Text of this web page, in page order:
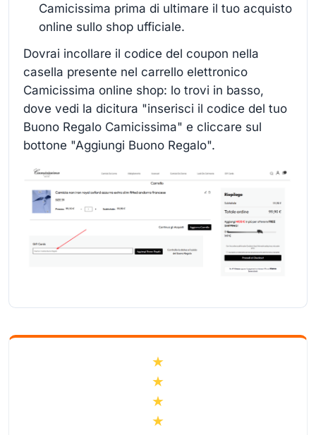
Camicissima prima di ultimare il tuo acquisto
online sullo shop ufficiale.
Dovrai incollare il codice del coupon nella
casella presente nel carrello elettronico
Camicissima online shop: lo trovi in basso,
dove vedi la dicitura "inserisci il codice del tuo
Buono Regalo Camicissima" e cliccare sul
bottone "Aggiungi Buono Regalo".